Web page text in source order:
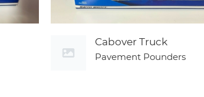
Cabover Truck
Pavement Pounders